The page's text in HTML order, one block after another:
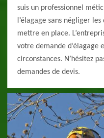
suis un professionnel
l’élagage sans négliger
mettre en place.
votre demande d’élagage
circonstances. N’hésitez
demandes de devis.